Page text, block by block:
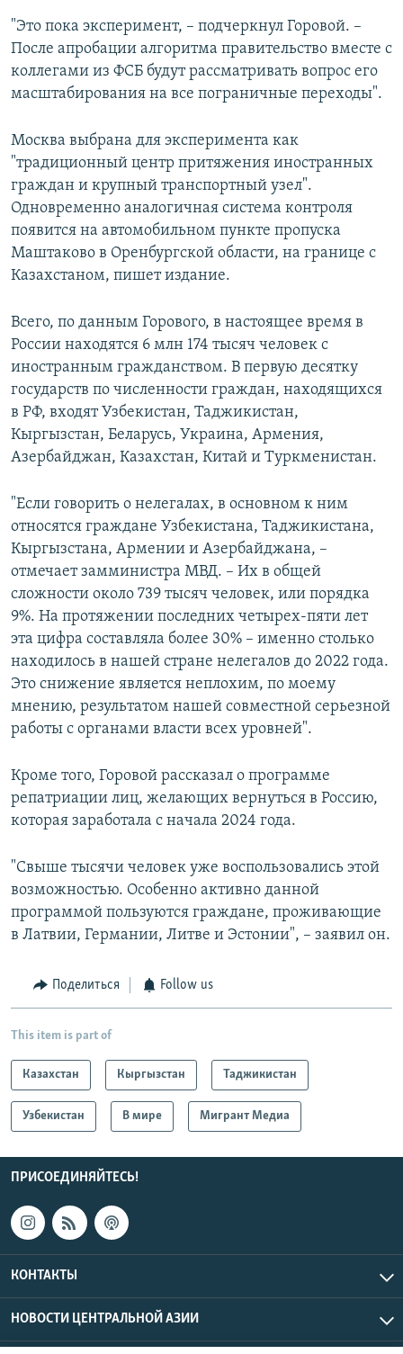
"Это пока эксперимент, – подчеркнул Горовой. –
После апробации алгоритма правительство вместе с
коллегами из ФСБ будут рассматривать вопрос его
масштабирования на все пограничные переходы".
Москва выбрана для эксперимента как
"традиционный центр притяжения иностранных
граждан и крупный транспортный узел".
Одновременно аналогичная система контроля
появится на автомобильном пункте пропуска
Маштаково в Оренбургской области, на границе с
Казахстаном, пишет издание.
Всего, по данным Горового, в настоящее время в
России находятся 6 млн 174 тысяч человек с
иностранным гражданством. В первую десятку
государств по численности граждан, находящихся
в РФ, входят Узбекистан, Таджикистан,
Кыргызстан, Беларусь, Украина, Армения,
Азербайджан, Казахстан, Китай и Туркменистан.
"Если говорить о нелегалах, в основном к ним
относятся граждане Узбекистана, Таджикистана,
Кыргызстана, Армении и Азербайджана, –
отмечает замминистра МВД. – Их в общей
сложности около 739 тысяч человек, или порядка
9%. На протяжении последних четырех-пяти лет
эта цифра составляла более 30% – именно столько
находилось в нашей стране нелегалов до 2022 года.
Это снижение является неплохим, по моему
мнению, результатом нашей совместной серьезной
работы с органами власти всех уровней".
Кроме того, Горовой рассказал о программе
репатриации лиц, желающих вернуться в Россию,
которая заработала с начала 2024 года.
"Свыше тысячи человек уже воспользовались этой
возможностью. Особенно активно данной
программой пользуются граждане, проживающие
в Латвии, Германии, Литве и Эстонии", – заявил он.
Поделиться Follow us
This item is part of
Казахстан Кыргызстан Таджикистан
Узбекистан В мире Мигрант Медиа
ПРИСОЕДИНЯЙТЕСЬ!
КОНТАКТЫ
НОВОСТИ ЦЕНТРАЛЬНОЙ АЗИИ